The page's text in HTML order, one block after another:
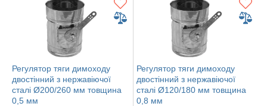
Регулятор тяги димоходу
двостінний з нержавіючої
сталі Ø200/260 мм товщина
0,5 мм
Регулятор тяги димоходу
двостінний з нержавіючої
сталі Ø120/180 мм товщина
0,8 мм